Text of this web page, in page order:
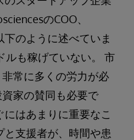
のCOO、
のように述べていま
ルも稼げていない。 市
常に多くの労力が必
家の賛同も必要で
はあまりに重要なこ
と支援者が、時間や患